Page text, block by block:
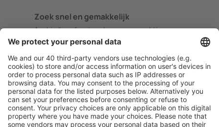
Zoek snel en gemakkelijk
Aanbieding afgestemd op uw verwachtingen.
Plan veilig
Zorgeloos boeken met gratiss annuleringsopties.
Bespaar meer
Reisaanbiedingen en speciale aanbiedingen voor
geregistreerde gebruikers.